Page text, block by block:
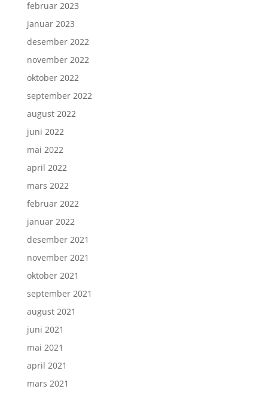
februar 2023
januar 2023
desember 2022
november 2022
oktober 2022
september 2022
august 2022
juni 2022
mai 2022
april 2022
mars 2022
februar 2022
januar 2022
desember 2021
november 2021
oktober 2021
september 2021
august 2021
juni 2021
mai 2021
april 2021
mars 2021